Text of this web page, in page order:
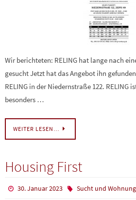
Wir berichteten: RELING hat lange nach
gesucht Jetzt hat das Angebot ihn
RELING in der Niedernstraße 122. RELING
besonders …
WEITER LESEN…
Housing First
30. Januar 2023 Sucht und